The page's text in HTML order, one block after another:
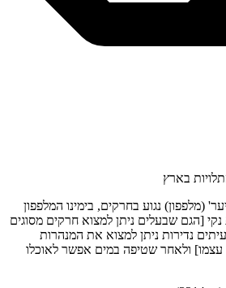
(מלפפון) נגוע בחרקים, בימינו המלפפון
[הגם שבעלים ניתן למצוא חרקים מסוגים
נדירות ניתן למצוא את המנהרות
עצמו] ולאחר שטיפה במים אפשר לאוכלו